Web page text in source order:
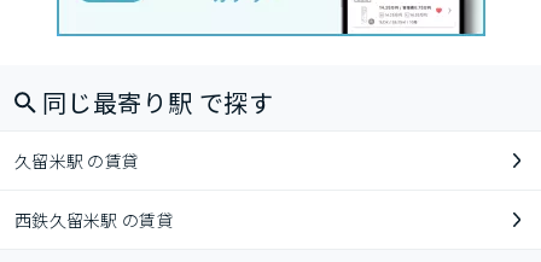
同じ最寄り駅 で探す
久留米駅 の賃貸
西鉄久留米駅 の賃貸